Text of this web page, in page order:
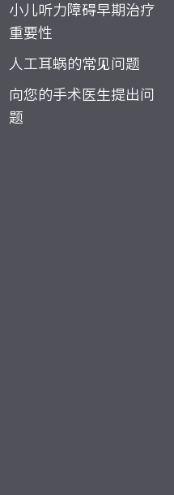
小儿听力障碍早期治疗
重要性
人工耳蜗的常见问题
向您的手术医生提出问
题